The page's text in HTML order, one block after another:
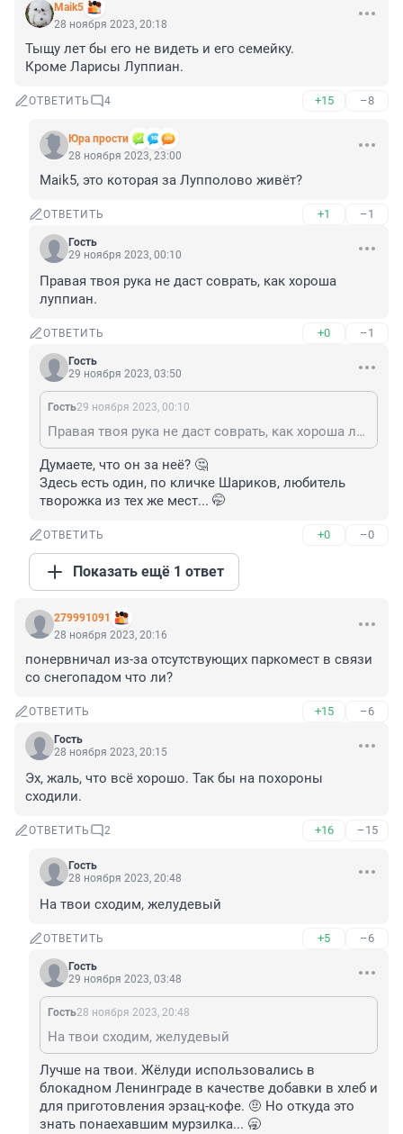
Maik5
28 ноября 2023, 20:18
Тыщу лет бы его не видеть и его семейку.
Кроме Ларисы Луппиан.
ОТВЕТИТЬ 4 +15 –8
Юра прости
28 ноября 2023, 23:00
Maik5, это которая за Лупполово живёт?
ОТВЕТИТЬ +1 –1
Гость
29 ноября 2023, 00:10
Правая твоя рука не даст соврать, как хороша
луппиан.
ОТВЕТИТЬ +0 –1
Гость
29 ноября 2023, 03:50
Гость29 ноября 2023, 00:10
Правая твоя рука не даст соврать, как хороша луппиан.
Думаете, что он за неё? 🤔
Здесь есть один, по кличке Шариков, любитель
творожка из тех же мест... 🤭
ОТВЕТИТЬ +0 –0
Показать ещё 1 ответ
279991091
28 ноября 2023, 20:16
понервничал из-за отсутствующих паркомест в связи
со снегопадом что ли?
ОТВЕТИТЬ +15 –6
Гость
28 ноября 2023, 20:15
Эх, жаль, что всё хорошо. Так бы на похороны
сходили.
ОТВЕТИТЬ 2 +16 –15
Гость
28 ноября 2023, 20:48
На твои сходим, желудевый
ОТВЕТИТЬ +5 –6
Гость
29 ноября 2023, 03:48
Гость28 ноября 2023, 20:48
На твои сходим, желудевый
Лучше на твои. Жёлуди использовались в
блокадном Ленинграде в качестве добавки в хлеб и
для приготовления эрзац-кофе. 🤨 Но откуда это
знать понаехавшим мурзилка... 🥱